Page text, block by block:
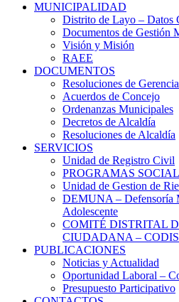
MUNICIPALIDAD
Distrito de Layo – Datos
Documentos de Gestión
Visión y Misión
RAEE
DOCUMENTOS
Resoluciones de Gerencia
Acuerdos de Concejo
Ordenanzas Municipales
Decretos de Alcaldía
Resoluciones de Alcaldía
SERVICIOS
Unidad de Registro Civil
PROGRAMAS
Unidad de Gestion de
DEMUNA – Defensoría
Adolescente
COMITÉ DISTRITAL
CIUDADANA –
PUBLICACIONES
Noticias y Actualidad
Oportunidad Laboral –
Presupuesto Participativo